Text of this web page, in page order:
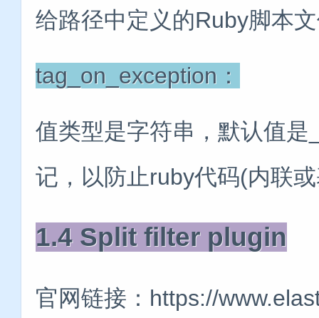
给路径中定义的Ruby脚本
tag_on_exception：
值类型是字符串，默认值
记，以防止ruby代码(内联
1.4 Split filter plugin
官网链接：https://